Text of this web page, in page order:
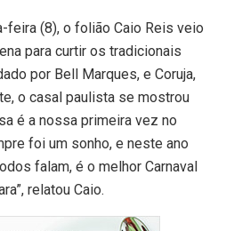
feira (8), o folião Caio Reis veio
para curtir os tradicionais
por Bell Marques, e Coruja,
o casal paulista se mostrou
é a nossa primeira vez no
foi um sonho, e neste ano
falam, é o melhor Carnaval
relatou Caio.